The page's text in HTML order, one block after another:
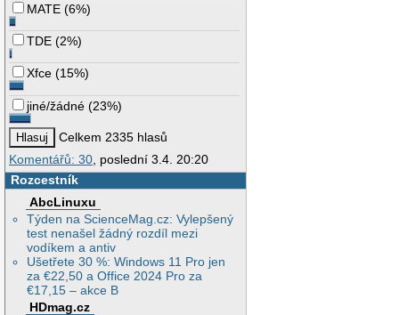
MATE (6%)
TDE (2%)
Xfce (15%)
jiné/žádné (23%)
Celkem 2335 hlasů
Komentářů: 30, poslední 3.4. 20:20
Rozcestník
AbcLinuxu
Týden na ScienceMag.cz: Vylepšený
test nenašel žádný rozdíl mezi
vodíkem a antiv
Ušetřete 30 %: Windows 11 Pro jen
za €22,50 a Office 2024 Pro za
€17,15 – akce B
HDmag.cz